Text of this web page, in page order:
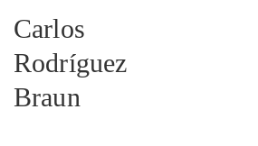
Carlos
Rodríguez
Braun